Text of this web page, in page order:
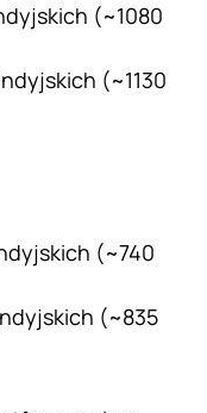
(~1080
(~1130
(~740
(~835